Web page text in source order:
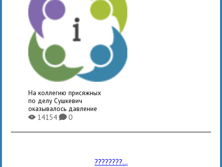
На коллегию присяжных
по делу Сушкевич
оказывалось давление
X14154K0
????????...